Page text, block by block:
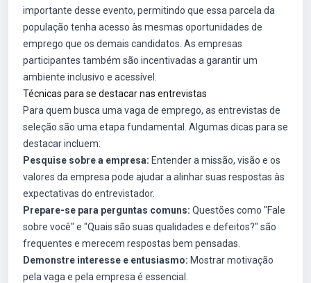
importante desse evento, permitindo que essa parcela da
população tenha acesso às mesmas oportunidades de
emprego que os demais candidatos. As empresas
participantes também são incentivadas a garantir um
ambiente inclusivo e acessível.
Técnicas para se destacar nas entrevistas
Para quem busca uma vaga de emprego, as entrevistas de
seleção são uma etapa fundamental. Algumas dicas para se
destacar incluem:
Pesquise sobre a empresa: Entender a missão, visão e os
valores da empresa pode ajudar a alinhar suas respostas às
expectativas do entrevistador.
Prepare-se para perguntas comuns: Questões como "Fale
sobre você" e "Quais são suas qualidades e defeitos?" são
frequentes e merecem respostas bem pensadas.
Demonstre interesse e entusiasmo: Mostrar motivação
pela vaga e pela empresa é essencial.